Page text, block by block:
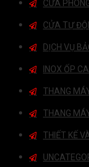
CỬA
CỬA TỰ
DỊCH VỤ
INOX ỐP
THANG
THANG
THIẾT KẾ